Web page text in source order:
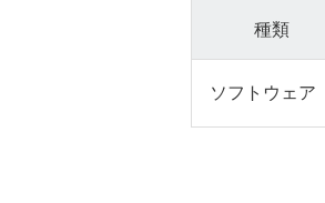
種類
ソフトウェア